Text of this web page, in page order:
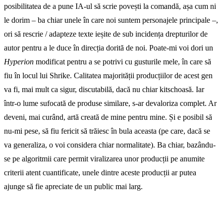
posibilitatea de a pune IA-ul să scrie povești la comandă, așa cum ni
le dorim – ba chiar unele în care noi suntem personajele principale –,
ori să rescrie / adapteze texte ieșite de sub incidența drepturilor de
autor pentru a le duce în direcția dorită de noi. Poate-mi voi dori un
Hyperion modificat pentru a se potrivi cu gusturile mele, în care să
fiu în locul lui Shrike. Calitatea majorității producțiilor de acest gen
va fi, mai mult ca sigur, discutabilă, dacă nu chiar kitschoasă. Iar
într-o lume sufocată de produse similare, s-ar devaloriza complet. Ar
deveni, mai curând, artă creată de mine pentru mine. Și e posibil să
nu-mi pese, să fiu fericit să trăiesc în bula aceasta (pe care, dacă se
va generaliza, o voi considera chiar normalitate). Ba chiar, bazându-
se pe algoritmii care permit viralizarea unor producții pe anumite
criterii atent cuantificate, unele dintre aceste producții ar putea
ajunge să fie apreciate de un public mai larg.